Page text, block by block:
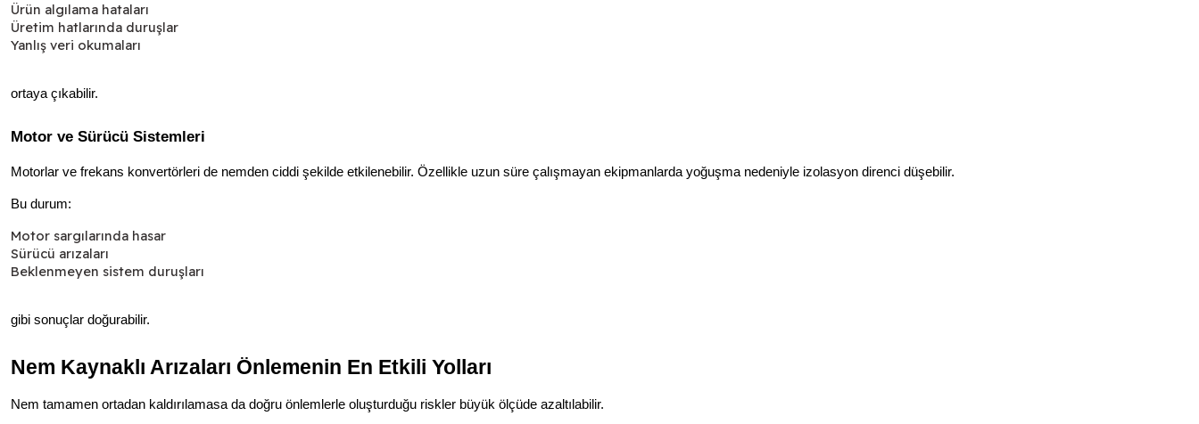
Ürün algılama hataları
Üretim hatlarında duruşlar
Yanlış veri okumaları
ortaya çıkabilir.
Motor ve Sürücü Sistemleri
Motorlar ve frekans konvertörleri de nemden ciddi şekilde etkilenebilir. Özellikle uzun süre çalışmayan ekipmanlarda yoğuşma nedeniyle izolasyon direnci düşebilir.
Bu durum:
Motor sargılarında hasar
Sürücü arızaları
Beklenmeyen sistem duruşları
gibi sonuçlar doğurabilir.
Nem Kaynaklı Arızaları Önlemenin En Etkili Yolları
Nem tamamen ortadan kaldırılamasa da doğru önlemlerle oluşturduğu riskler büyük ölçüde azaltılabilir.